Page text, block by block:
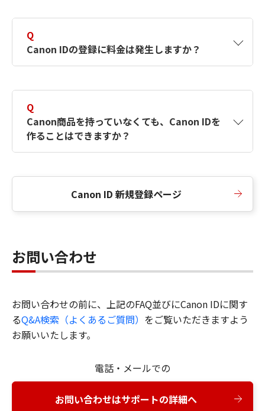
択したサービスから取得します。アカウントを
簡単に作成できるように、この情報を使用して
Canon IDの登録フォームを入力します。
Q
Canon IDの登録に料金は発生しますか？
Q
Canon商品を持っていなくても、Canon IDを
作ることはできますか？
Canon ID 新規登録ページ
お問い合わせ
お問い合わせの前に、上記のFAQ並びにCanon IDに関す
るQ&A検索（よくあるご質問） をご覧いただきますよう
お願いいたします。
電話・メールでの
お問い合わせはサポートの詳細へ